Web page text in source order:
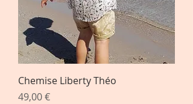
Chemise Liberty Théo
Prix
49,00 €